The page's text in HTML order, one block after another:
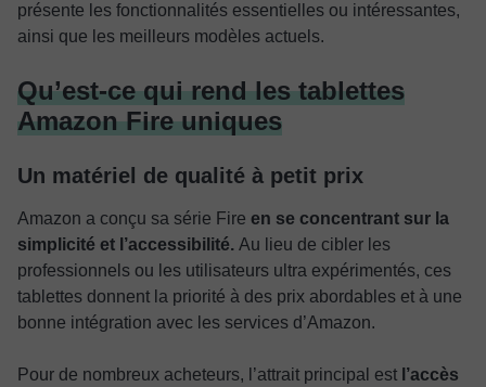
présente les fonctionnalités essentielles ou intéressantes,
ainsi que les meilleurs modèles actuels.
Qu’est-ce qui rend les tablettes
Amazon Fire uniques
Un matériel de qualité à petit prix
Amazon a conçu sa série Fire en se concentrant sur la
simplicité et l’accessibilité. Au lieu de cibler les
professionnels ou les utilisateurs ultra expérimentés, ces
tablettes donnent la priorité à des prix abordables et à une
bonne intégration avec les services d’Amazon.
Pour de nombreux acheteurs, l’attrait principal est l’accès